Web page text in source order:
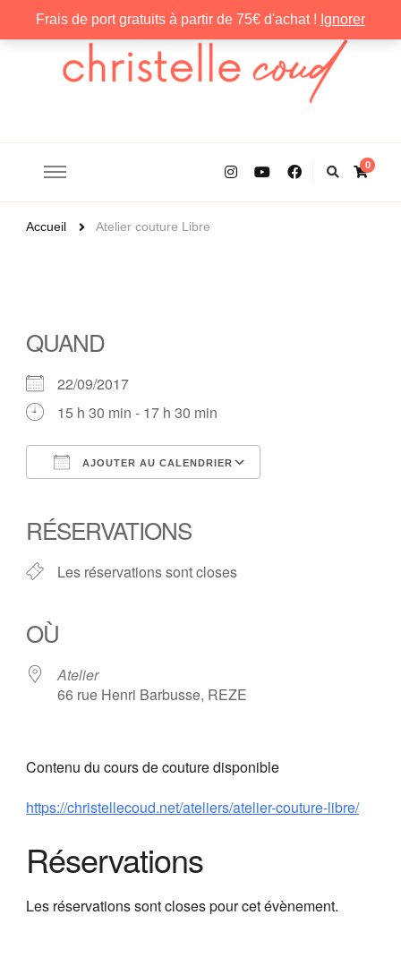
Frais de port gratuits à partir de 75€ d'achat ! Ignorer
0
Accueil Atelier couture Libre
QUAND
22/09/2017
15 h 30 min - 17 h 30 min
AJOUTER AU CALENDRIER
RÉSERVATIONS
Les réservations sont closes
OÙ
Atelier
66 rue Henri Barbusse, REZE
Contenu du cours de couture disponible
https://christellecoud.net/ateliers/atelier-couture-libre/
Réservations
Les réservations sont closes pour cet évènement.